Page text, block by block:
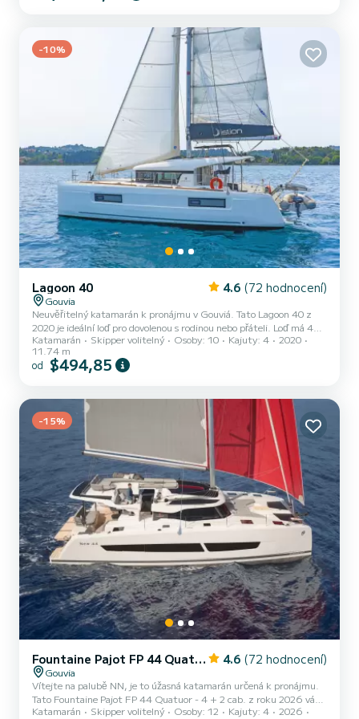
Venkovní repro...
-10%
Lagoon 40 4.6 (72 hodnocení)
Gouvia
Neuvěřitelný katamarán k pronájmu v Gouviá. Tato Lagoon 40 z
2020 je ideální loď pro dovolenou s rodinou nebo přáteli. Loď má 4
plně vybavené kajuty a jednu kapacita 10 osob. S celkovou délkou
12 metrů bude vaším nejlepším spojencem pro strávení výjimečné
dovolené na vodě v okolí Gouviá This Lagoon 40 je vybavena 4
Prostřednictvím platformy získáte nejlepší ce...
Katamarán Skipper volitelný Osoby: 10 Kajuty: 4
2020
11.74 m
od $494,85
-15%
Fountaine Pajot FP 44 Quatuor - 4 + 2 cab. 4.6 (72 hodnocení)
Gouvia
Vítejte na palubě NN, je to úžasná katamarán určená k pronájmu.
Tato Fountaine Pajot FP 44 Quatuor - 4 + 2 cab. z roku 2026 vás
zavede do těch nejkrásnějších kotvišť v Gouviá. katamarán měří 13
Katamarán Skipper volitelný Osoby: 12 Kajuty: 4
2026